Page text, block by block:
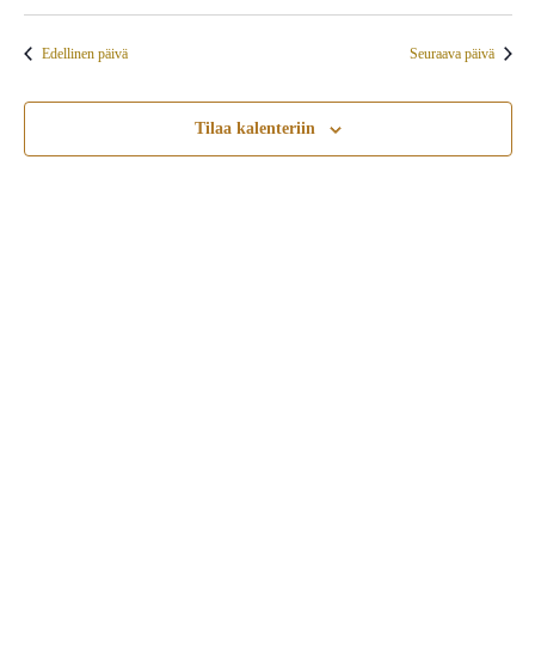
Edellinen päivä Seuraava päivä
Tilaa kalenteriin